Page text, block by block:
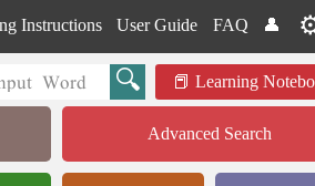
Instructions User Guide FAQ 👤
Learning
Advanced Search